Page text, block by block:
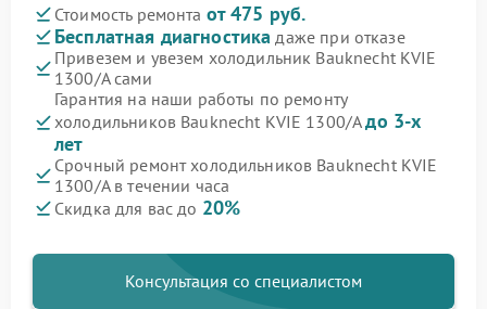
Стоимость ремонта от 475 руб.
Бесплатная диагностика даже при отказе
Привезем и увезем холодильник Bauknecht KVIE
1300/A сами
Гарантия на наши работы по ремонту
холодильников Bauknecht KVIE 1300/Aдо 3-х
лет
Срочный ремонт холодильников Bauknecht KVIE
1300/A в течении часа
Скидка для вас до 20%
Консультация со специалистом